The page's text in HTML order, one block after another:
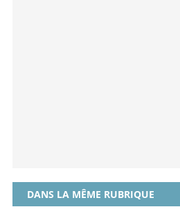
DANS LA MÊME RUBRIQUE